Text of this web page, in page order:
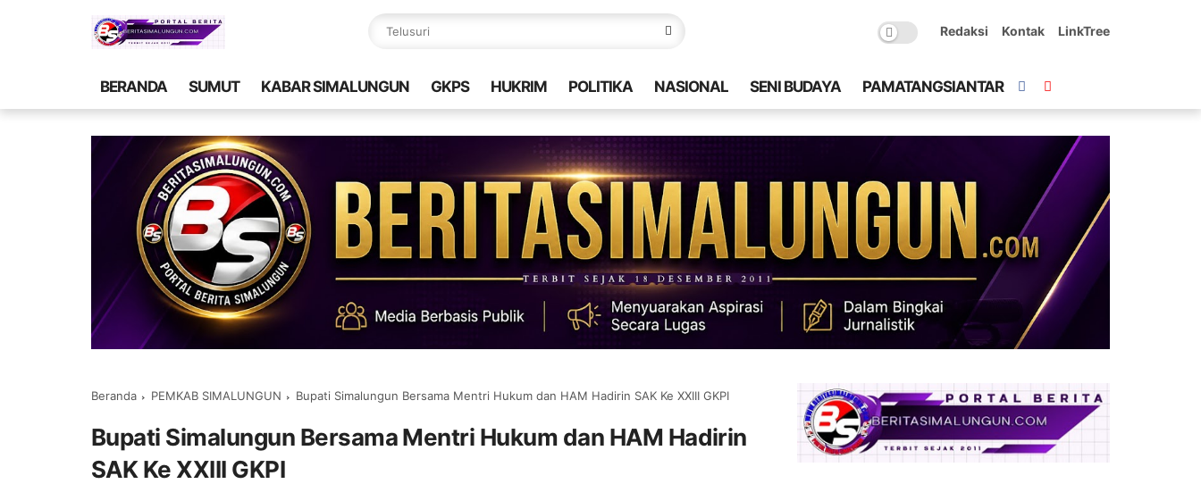
Redaksi Kontak LinkTree
BERANDA SUMUT KABAR SIMALUNGUN GKPS HUKRIM POLITIKA NASIONAL SENI BUDAYA PAMATANGSIANTAR
Beranda PEMKAB SIMALUNGUN Bupati Simalungun Bersama Mentri Hukum dan HAM Hadirin SAK Ke XXIII GKPI
Bupati Simalungun Bersama Mentri Hukum dan HAM Hadirin
SAK Ke XXIII GKPI